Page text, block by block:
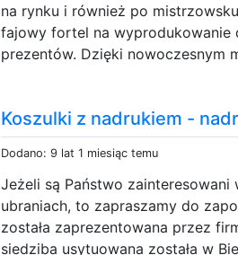
na rynku i również po
fajowy fortel na wyprodukowanie
prezentów. Dzięki nowoczesnym
Koszulki z nadrukiem -
Dodano: 9 lat 1 miesiąc temu
Jeżeli są Państwo zainteresowani
ubraniach, to zapraszamy do
została zaprezentowana przez
siedziba usytuowana została w